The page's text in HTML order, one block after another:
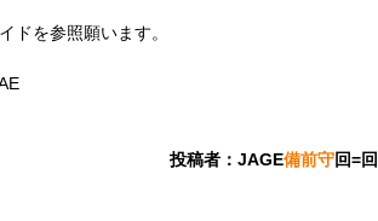
ドを参照願います。
投稿者：JAGE備前守回=回